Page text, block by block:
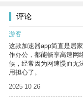
评论
游客
这款加速器app简直是居
作办公，都能畅享高速网
候，经常因为网速慢而无
用担心了。
2025-10-26